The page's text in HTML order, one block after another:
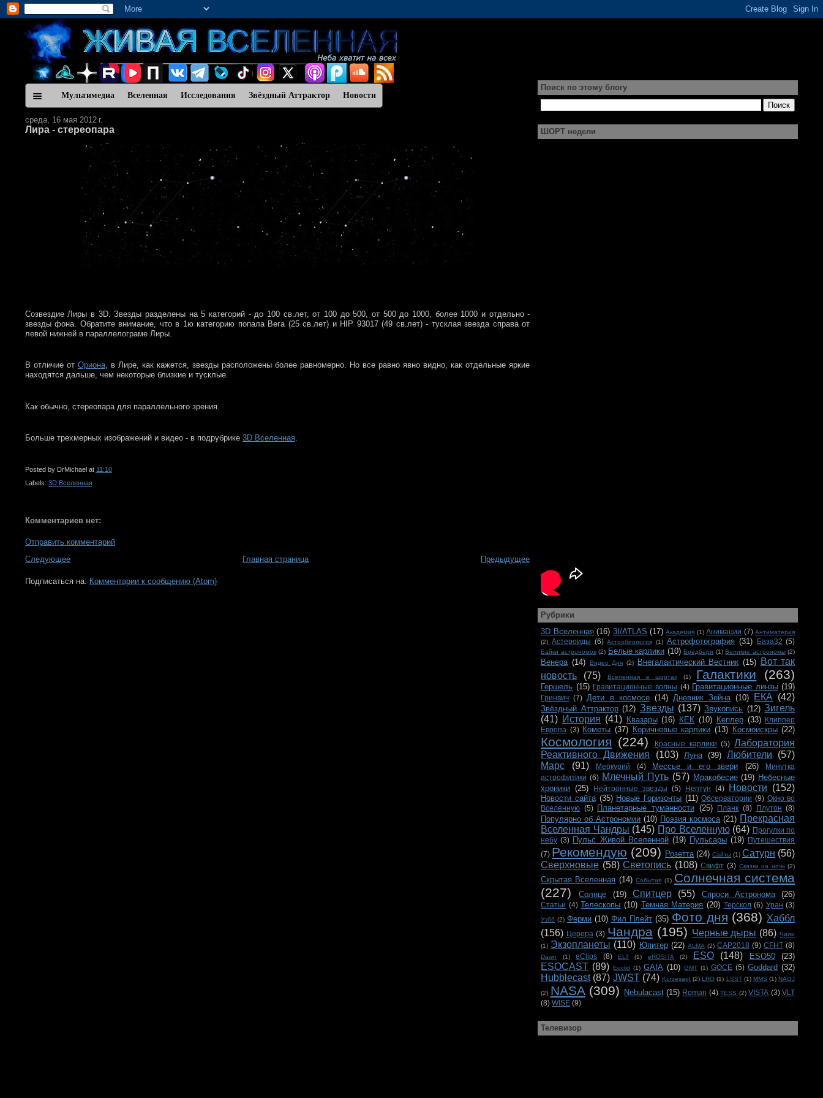
Мультимедиа Вселенная Исследования Звёздный Аттрактор Новости
среда, 16 мая 2012 г.
Лира - стереопара
Созвездие Лиры в 3D. Звезды разделены на 5 категорий - до 100 св.лет, от 100 до 500, от 500 до 1000, более 1000 и отдельно -
звезды фона. Обратите внимание, что в 1ю категорию попала Вега (25 св.лет) и HIP 93017 (49 св.лет) - тусклая звезда справа от
левой нижней в параллелограме Лиры.
В отличие от Ориона, в Лире, как кажется, звезды расположены более равномерно. Но все равно явно видно, как отдельные яркие
находятся дальше, чем некоторые близкие и тусклые.
Как обычно, стереопара для параллельного зрения.
Больше трехмерных изображений и видео - в подрубрике 3D Вселенная.
Posted by DrMichael at 11:10
Labels: 3D Вселенная
Комментариев нет:
Отправить комментарий
Следующее
Предыдущее
Главная страница
Подписаться на: Комментарии к сообщению (Atom)
Поиск по этому блогу
ШОРТ недели
Рубрики
3D Вселенная (16) 3I/ATLAS (17) Академия (1) Анимации (7) Антиматерия
(2) Астероиды (6) Астробиология (1) Астрофотография (31) База32 (5)
Байки астрономов (2) Белые карлики (10) Бредбери (1) Великие астрономы (2)
Венера (14) Видео Дня (2) Внегалактический Вестник (15)
Вот так
новость
(75) Вселенная в шортах (1) Галактики (263)
Гершель (15) Гравитационные волны (4) Гравитационные линзы (19)
Гринвич (7) Дети в космосе (14) Дневник Зейна (10) ЕКА (42)
Звёздный Аттрактор (12) Звезды (137) Звукопись (12) Зигель
(41) История (41) Квазары (16) КЕК (10) Кеплер (33) Клиппер
Европа (3) Кометы (37) Коричневые карлики (13) Космоискры (22)
Космология (224) Красные карлики (5) Лаборатория
Реактивного Движения
(103) Луна (39) Любители
(57)
Марс
(91) Меркурий (4) Мессье и его звери (26)
Минутка
астрофизики (6) Млечный Путь (57) Мракобесие (19) Небесные
хроники (25) Нейтронные звезды (5) Нептун (4) Новости (152)
Новости сайта (35) Новые Горизонты (11) Обсерватории (9) Окно во
Вселенную (5) Планетарные туманности (25) Планк (8) Плутон (8)
Популярно об Астрономии (10) Поэзия космоса (21) Прекрасная
Вселенная Чандры (145) Про Вселенную (64) Прогулки по
небу (3) Пульс Живой Вселенной (19) Пульсары (19) Путешествия
(7) Рекомендую (209) Розетта (24) Сайты (1) Сатурн (56)
Сверхновые (58) Светопись (108) Свифт (3) Сказки на ночь (2)
Скрытая Вселенная (14) События (1) Солнечная система
(227)
Солнце (19) Спитцер (55) Спроси Астронома (26)
Статьи (4) Телескопы (10) Темная Материя (20) Терскол (6) Уран (3)
Уэбб (2) Ферми (10) Фил Плейт (35) Фото дня (368) Хаббл
(156) Церера (3) Чандра (195) Черные дыры (86) Чили
(1) Экзопланеты (110) Юпитер (22) ALMA (2) CAP2018 (9) CFHT (8)
Dawn (1) eClips (8) ELT (1) eROSITA (2) ESO (148) ESO50 (23)
ESOCAST (89) Euclid (1) GAIA (10) GMT (1) GOCE (5) Goddard (32)
Hubblecast (87) JWST (74) Kurzesagt (2) LRO (1) LSST (1) MMS (1) NAOJ
(2) NASA (309) Nebulacast (15) Roman (4) TESS (2) VISTA (3) VLT
(8) WISE (9)
Телевизор